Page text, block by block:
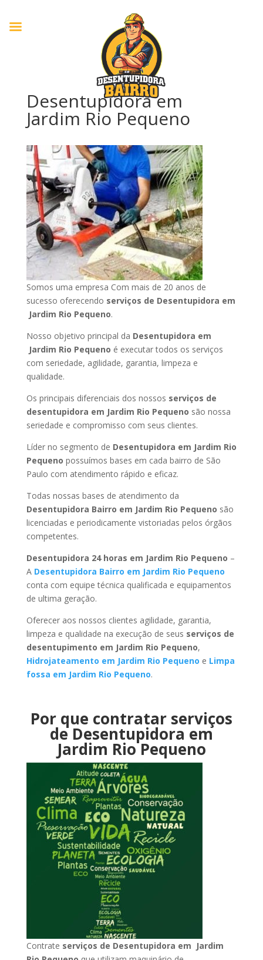
Desentupidora em
Jardim Rio Pequeno
Somos uma empresa Com mais de 20 anos de
sucesso oferecendo serviços de Desentupidora em
Jardim Rio Pequeno.
Nosso objetivo principal da Desentupidora em
Jardim Rio Pequeno é executar todos os serviços
com seriedade, agilidade, garantia, limpeza e
qualidade.
Os principais diferenciais dos nossos serviços de
desentupidora em Jardim Rio Pequeno são nossa
seriedade e compromisso com seus clientes.
Líder no segmento de Desentupidora em Jardim Rio
Pequeno possuímos bases em cada bairro de São
Paulo com atendimento rápido e eficaz.
Todas nossas bases de atendimento da
Desentupidora Bairro em Jardim Rio Pequeno são
licenciadas e periodicamente vistoriadas pelos órgãos
competentes.
Desentupidora 24 horas em Jardim Rio Pequeno –
A Desentupidora Bairro em Jardim Rio Pequeno
conta com equipe técnica qualificada e equipamentos
de ultima geração.
Oferecer aos nossos clientes agilidade, garantia,
limpeza e qualidade na execução de seus serviços de
desentupimento em Jardim Rio Pequeno,
Hidrojateamento em Jardim Rio Pequeno e Limpa
fossa em Jardim Rio Pequeno.
Por que contratar serviços
de Desentupidora em
Jardim Rio Pequeno
Contrate serviços de Desentupidora em Jardim